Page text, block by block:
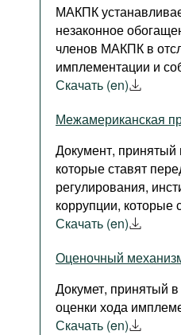
МАКПК
незаконное
членов МАКПК в
имплементации и
Скачать (en)
Межамериканская
Документ,
которые ставят
регулирования,
коррупции, которые
Скачать (en)
Оценочный
Докумет, принятый
оценки хода
Скачать (en)